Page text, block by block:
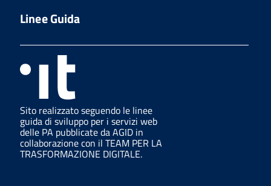
Linee Guida
Sito realizzato seguendo le linee
guida di sviluppo per i servizi web
delle PA pubblicate da AGID in
collaborazione con il TEAM PER LA
TRASFORMAZIONE DIGITALE.